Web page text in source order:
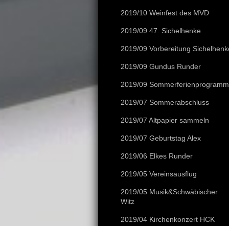
2019/10 Weinfest des MVD
2019/09 47. Sichelhenke
2019/09 Vorbereitung
2019/09 Gundus Runder
2019/09 Sommerferienprogramm
2019/07 Sommerabschluss
2019/07 Altpapier sammeln
2019/07 Geburtstag Alex
2019/06 Elkes Runder
2019/05 Vereinsausflug
2019/05 Musik&Schwäbischer
Witz
2019/04 Kirchenkonzert HCK